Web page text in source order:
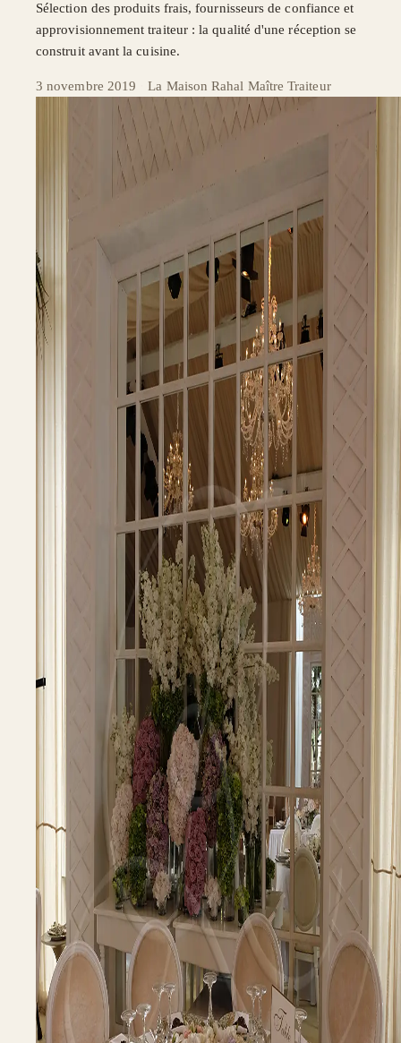
Sélection des produits frais, fournisseurs de confiance et
approvisionnement traiteur : la qualité d'une réception se
construit avant la cuisine.
3 novembre 2019 La Maison Rahal Maître Traiteur